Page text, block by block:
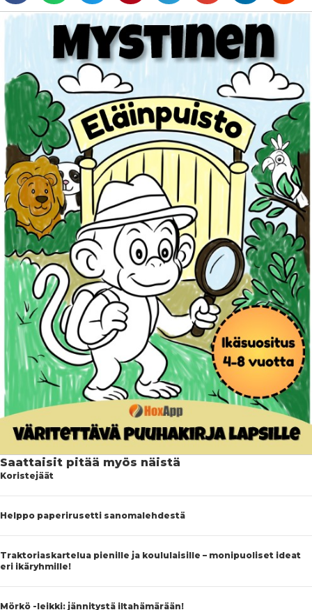
Saattaisit pitää myös näistä
Koristejäät
Helppo paperirusetti sanomalehdestä
Traktoriaskartelua pienille ja koululaisille – monipuoliset ideat
eri ikäryhmille!
Mörkö -leikki: jännitystä iltahämärään!